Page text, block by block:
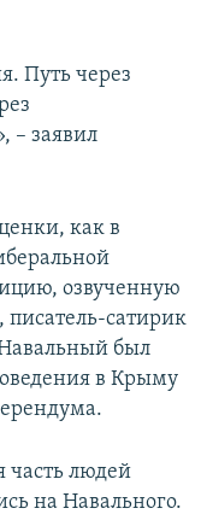
Путь через
– заявил
как в
озвученную
сатирик
был
в Крыму
часть людей
на Навального.